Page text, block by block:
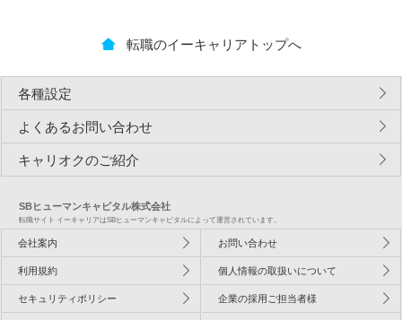
転職のイーキャリアトップへ
各種設定
よくあるお問い合わせ
キャリオクのご紹介
SBヒューマンキャピタル株式会社
転職サイト イーキャリアはSBヒューマンキャピタルによって運営されています。
会社案内 お問い合わせ
利用規約 個人情報の取扱いについて
セキュリティポリシー 企業の採用ご担当者様